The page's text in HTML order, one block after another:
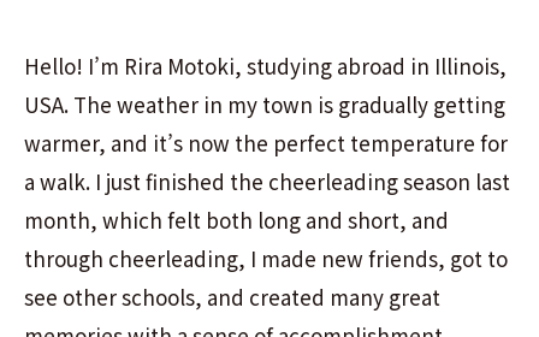
Hello! I’m Rira Motoki, studying abroad in Illinois,
USA. The weather in my town is gradually getting
warmer, and it’s now the perfect temperature for
a walk. I just finished the cheerleading season last
month, which felt both long and short, and
through cheerleading, I made new friends, got to
see other schools, and created many great